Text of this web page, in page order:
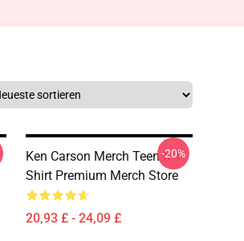
Ken Carson Merch Teen X T-
Shirt Premium Merch Store
20,93 £ - 24,09 £
-20%